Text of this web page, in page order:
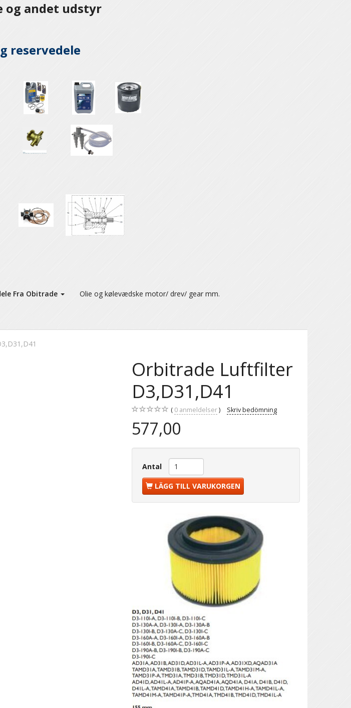
og andet udstyr
reservedele
Fra Obitrade
Olie og kølevædske motor/ drev/ gear mm.
Orbitrade Luftfilter
D3,D31,D41
0 anmeldelser Skriv bedömning
577,00
Antal
LÄGG TILL VARUKORGEN